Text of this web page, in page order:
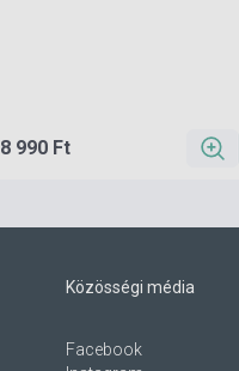
8 990 Ft
Közösségi média
Facebook